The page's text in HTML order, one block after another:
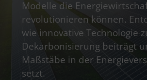
Modelle die
revolutionieren können.
wie innovative Technologie
Dekarbonisierung beiträgt
Maßstäbe in der
setzt.